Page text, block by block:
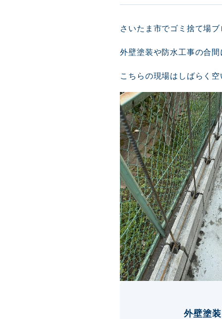
さいたま市でゴミ捨て場
外壁塗装や防水工事の合
こちらの現場はしばらく
外壁塗